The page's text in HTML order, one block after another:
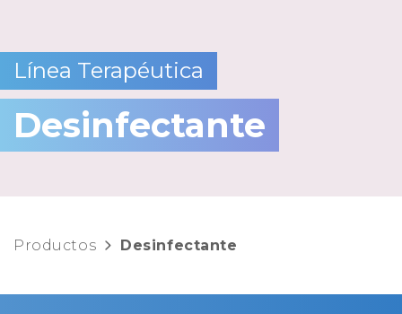
Línea Terapéutica
Desinfectante
Productos Desinfectante